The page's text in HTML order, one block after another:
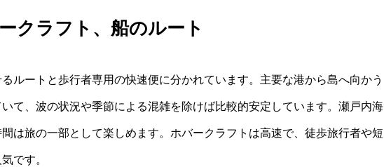
クラフト、船のルート
ルートと歩行者専用の快速便に分かれています。主要な港から島へ向かう
て、波の状況や季節による混雑を除けば比較的安定しています。瀬戸内海
は旅の一部として楽しめます。ホバークラフトは高速で、徒歩旅行者や短
です。